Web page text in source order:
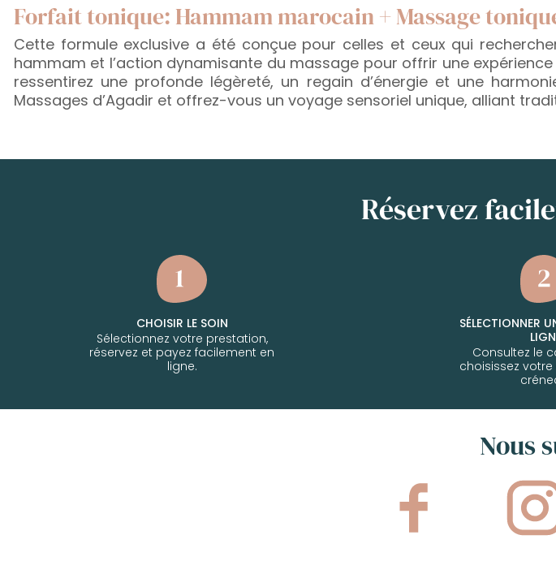
Forfait tonique: Hammam marocain + Massage
Cette formule exclusive a été conçue pour celles et ceux qui
hammam et l’action dynamisante du massage pour offrir une
ressentirez une profonde légèreté, un regain d’énergie et une
Massages d’Agadir et offrez-vous un voyage sensoriel unique, alliant
Réservez
CHOISIR LE SOIN
Sélectionnez votre prestation,
réservez et payez facilement en
ligne.
SÉLECTIONNER
Consultez le
choisissez
Nous